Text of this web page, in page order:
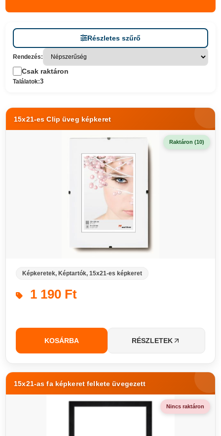
Részletes szűrő
Rendezés:
Csak raktáron
Találatok:3
15x21-es Clip üveg képkeret
Raktáron (10)
Képkeretek, Képtartók, 15x21-es képkeret
1 190 Ft
KOSÁRBA RÉSZLETEK
15x21-as fa képkeret felkete üvegezett
Nincs raktáron